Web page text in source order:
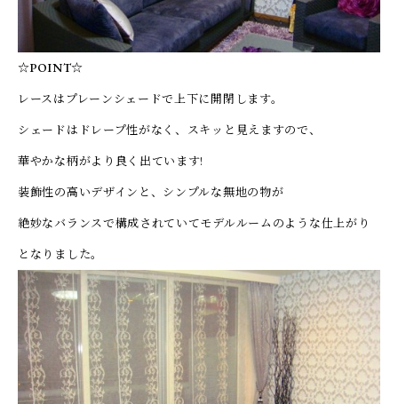
☆POINT☆
レースはプレーンシェードで上下に開閉します。
シェードはドレープ性がなく、スキッと見えますので、
華やかな柄がより良く出ています!
装飾性の高いデザインと、シンプルな無地の物が
絶妙なバランスで構成されていてモデルルームのような仕上がり
となりました。